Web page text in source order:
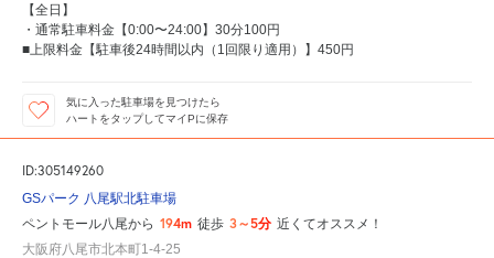
【全日】
・通常駐車料金【0:00〜24:00】30分100円
■上限料金【駐車後24時間以内（1回限り適用）】450円
気に入った駐車場を見つけたら
ハートをタップしてマイPに保存
ID:305149260
GSパーク 八尾駅北駐車場
ペントモール八尾から 194m 徒歩 3～5分 近くてオススメ！
大阪府八尾市北本町1-4-25